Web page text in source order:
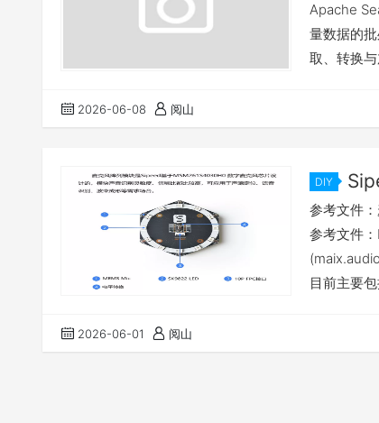
Apache
量数据的
取、转换
带存储，
SQL，同
2026-06-08 阅山
DIY
列
参考文件
参考文件
目前主要
2026-06-01 阅山